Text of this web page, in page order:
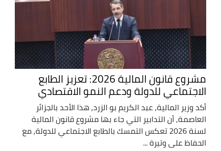
مشروع قانون المالية 2026: تعزيز الطابع
الاجتماعي للدولة ودعم النمو الاقتصادي
أكد وزير المالية, عبد الكريم بو الزرد, هذا الأحد بالجزائر
العاصمة, أن التدابير التي جاء بها مشروع قانون المالية
لسنة 2026 تعكس التمسك بالطابع الاجتماعي للدولة, مع
الحفاظ على وتيرة ...